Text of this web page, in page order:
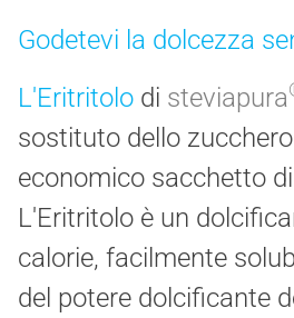
Godetevi la dolcezza
L'Eritritolo di steviapura
sostituto dello
economico sacchetto
L'Eritritolo è un
calorie, facilmente
del potere dolcificante